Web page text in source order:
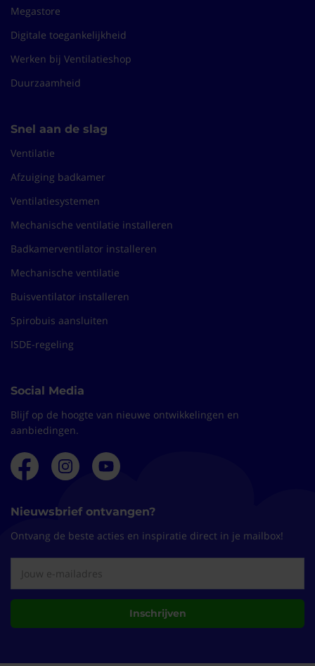
Megastore
Digitale toegankelijkheid
Werken bij Ventilatieshop
Duurzaamheid
Snel aan de slag
Ventilatie
Afzuiging badkamer
Ventilatiesystemen
Mechanische ventilatie installeren
Badkamerventilator installeren
Mechanische ventilatie
Buisventilator installeren
Spirobuis aansluiten
ISDE-regeling
Social Media
Blijf op de hoogte van nieuwe ontwikkelingen en
aanbiedingen.
Nieuwsbrief ontvangen?
Ontvang de beste acties en inspiratie direct in je mailbox!
Inschrijven